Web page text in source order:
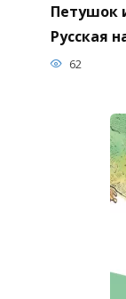
Петушок
Русская
62